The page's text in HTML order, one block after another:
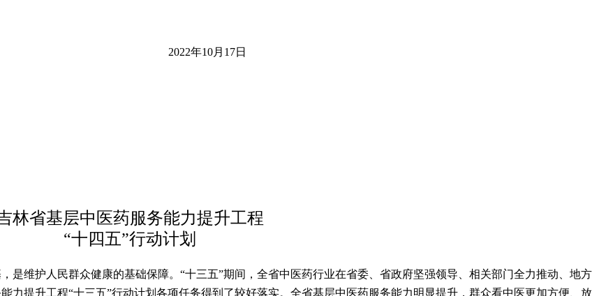
2022年10月 17日
林省基层中医药服务能力提升工程
“十四五”行动计划
是维护人民群众健康的基础保障。“十三五”期间，全省中医药行业在省委、省政府坚强领导、相关部门全力推动、地方
力提升工程“十三五”行动计划各项任务得到了较好落实。全省基层中医药服务能力明显提升，群众看中医更加方便、放